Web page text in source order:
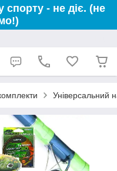
- не діє. (не
Універсальний